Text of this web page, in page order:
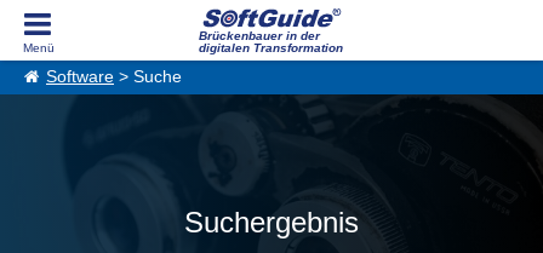
Brückenbauer in der
digitalen Transformation
Software > Suche
Suchergebnis